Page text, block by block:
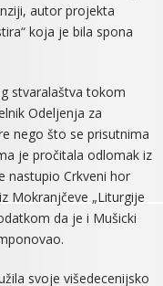
autor projekta
koja je bila spona
stvaralaštva tokom
Odeljenja za
nego što se prisutnima
je pročitala odlomak iz
nastupio Crkveni hor
Mokranjčeve „Liturgije
da je i Mušicki
svoje višedecenijsko